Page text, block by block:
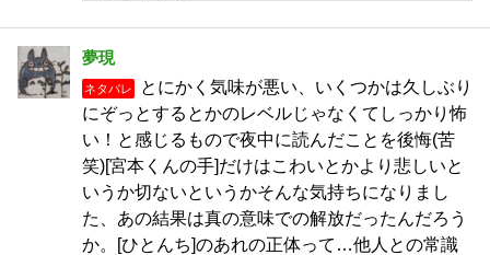
夢現
ネタバレ
とにかく気味が悪い、いくつかは久しぶり
にぞっとするとかのレベルじゃなくてしっかり怖
い！と感じるもので夜中に読んだことを後悔(苦
笑)[宮本くんの手]だけはこわいとかより悲しいと
いうか切ないというかそんな気持ちになりまし
た、あの結果は真の意味での解放だったんだろう
か。[ひとんち]のあれの正体って…他人との常識